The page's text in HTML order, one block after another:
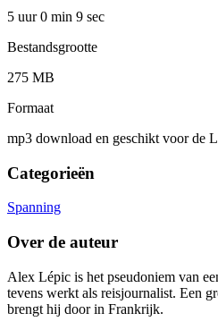
5 uur 0 min 9 sec
Bestandsgrootte
275 MB
Formaat
mp3 download en geschikt voor de
Categorieën
Spanning
Over de auteur
Alex Lépic is het pseudoniem van
tevens werkt als reisjournalist. Een
brengt hij door in Frankrijk.